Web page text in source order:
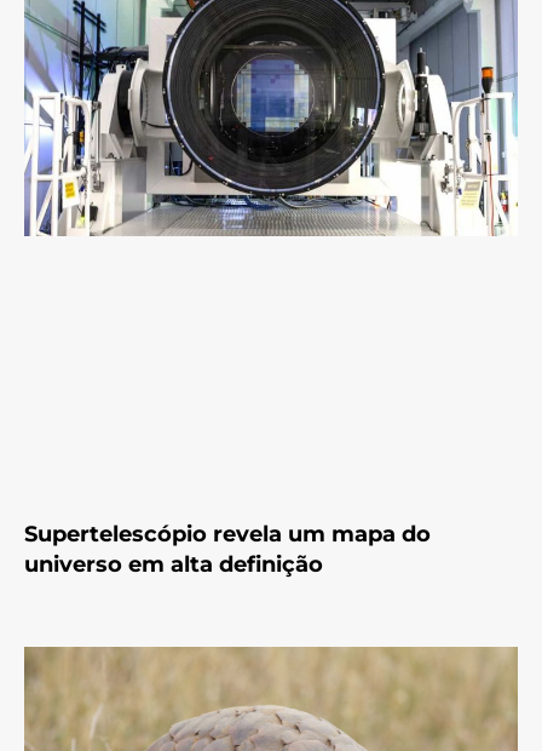
Supertelescópio revela um mapa do
universo em alta definição